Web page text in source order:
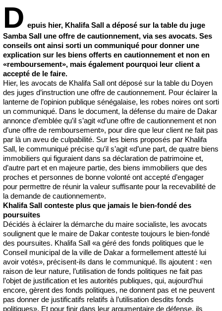
D epuis hier, Khalifa Sall a déposé sur la table du juge
Samba Sall une offre de cautionnement, via ses avocats. Ses
conseils ont ainsi sorti un communiqué pour donner une
explication sur les biens offerts en cautionnement et non en
«remboursement», mais également pourquoi leur client a
accepté de le faire.
Hier, les avocats de Khalifa Sall ont déposé sur la table du Doyen
des juges d’instruction une offre de cautionnement. Pour éclairer la
lanterne de l’opinion publique sénégalaise, les robes noires ont sorti
un communiqué. Dans le document, la défense du maire de Dakar
annonce d’emblée qu’il s’agit «d’une offre de cautionnement et non
d’une offre de remboursement», pour dire que leur client ne fait pas
par là un aveu de culpabilité. Sur les biens proposés par Khalifa
Sall, le communiqué précise qu’il s’agit «d’une part, de quatre biens
immobiliers qui figuraient dans sa déclaration de patrimoine et,
d’autre part et en majeure partie, des biens immobiliers que des
proches et personnes de bonne volonté ont accepté d’engager
pour permettre de réunir la valeur suffisante pour la recevabilité de
la demande de cautionnement».
Khalifa Sall conteste plus que jamais le bien-fondé des
poursuites
Décidés à éclairer la démarche du maire socialiste, les avocats
soulignent que le maire de Dakar conteste toujours le bien-fondé
des poursuites. Khalifa Sall «a géré des fonds politiques que le
Conseil municipal de la ville de Dakar a formellement attesté lui
avoir votés», précisent-ils dans le communiqué. Ils ajoutent : «en
raison de leur nature, l’utilisation de fonds politiques ne fait pas
l’objet de justification et les autorités publiques, qui, aujourd’hui
encore, gèrent des fonds politiques, ne donnent pas et ne peuvent
pas donner de justificatifs relatifs à l’utilisation desdits fonds
politiques». Et pour finir dans leur argumentaire de défense, ils